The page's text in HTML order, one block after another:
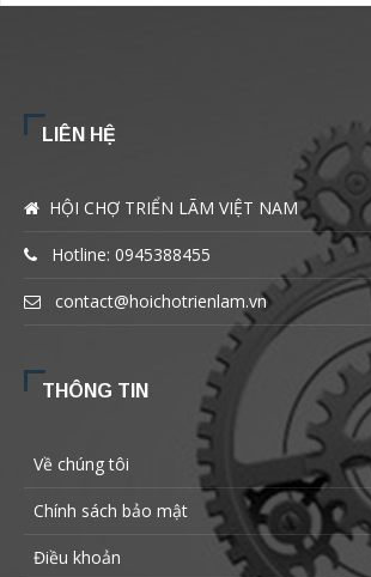
LIÊN HỆ
HỘI CHỢ TRIỂN LÃM VIỆT NAM
Hotline: 0945388455
contact@hoichotrienlam.vn
THÔNG TIN
Về chúng tôi
Chính sách bảo mật
Điều khoản